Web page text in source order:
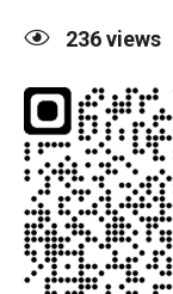
236views